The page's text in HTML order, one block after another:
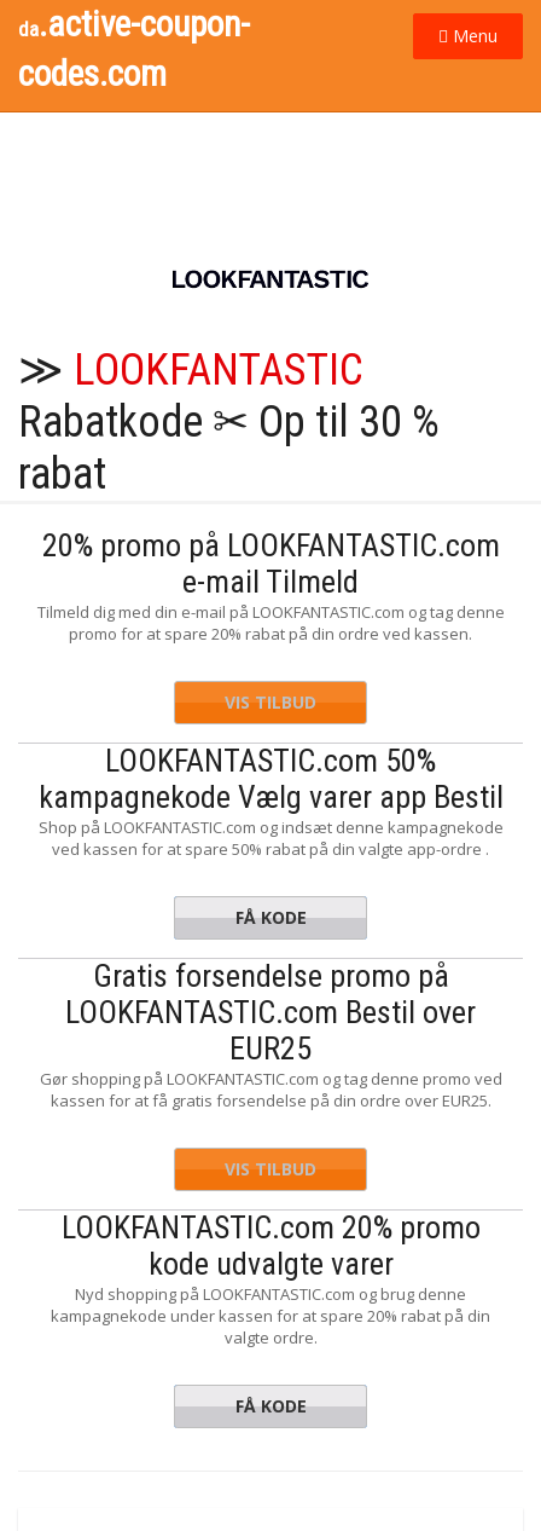
da.active-coupon-
codes.com
Menu
≫ LOOKFANTASTIC
Rabatkode ✂ Op til 30 %
rabat
20% promo på LOOKFANTASTIC.com
e-mail Tilmeld
Tilmeld dig med din e-mail på LOOKFANTASTIC.com og tag denne
promo for at spare 20% rabat på din ordre ved kassen.
VIS TILBUD
LOOKFANTASTIC.com 50%
kampagnekode Vælg varer app Bestil
Shop på LOOKFANTASTIC.com og indsæt denne kampagnekode
ved kassen for at spare 50% rabat på din valgte app-ordre .
TREAT50
FÅ KODE
Gratis forsendelse promo på
LOOKFANTASTIC.com Bestil over
EUR25
Gør shopping på LOOKFANTASTIC.com og tag denne promo ved
kassen for at få gratis forsendelse på din ordre over EUR25.
VIS TILBUD
LOOKFANTASTIC.com 20% promo
kode udvalgte varer
Nyd shopping på LOOKFANTASTIC.com og brug denne
kampagnekode under kassen for at spare 20% rabat på din
valgte ordre.
FLASH
FÅ KODE